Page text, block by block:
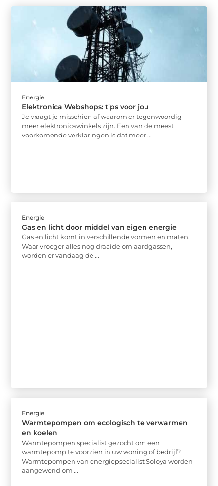
Energie
Elektronica Webshops: tips voor jou
Je vraagt ​​je misschien af ​​waarom er tegenwoordig
meer elektronicawinkels zijn. Een van de meest
voorkomende verklaringen is dat meer ...
Energie
Gas en licht door middel van eigen energie
Gas en licht komt in verschillende vormen en maten.
Waar vroeger alles nog draaide om aardgassen,
worden er vandaag de ...
Energie
Warmtepompen om ecologisch te verwarmen
en koelen
Warmtepompen specialist gezocht om een
warmtepomp te voorzien in uw woning of bedrijf?
Warmtepompen van energiepsecialist Soloya worden
aangewend om ...